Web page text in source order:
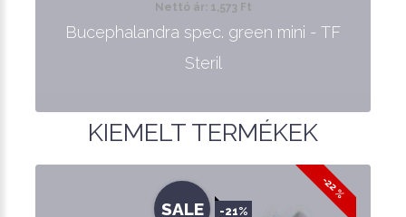
Nettó ár: 1,573 Ft
Bucephalandra spec. green mini - TF
Steril
KIEMELT TERMÉKEK
-22 %
SALE -21%